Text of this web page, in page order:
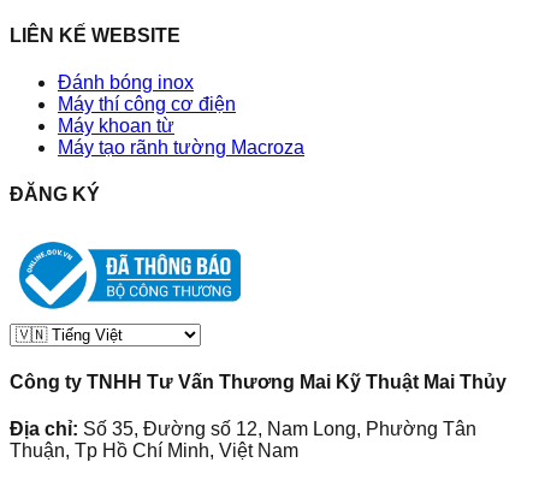
LIÊN KẾ WEBSITE
Đánh bóng inox
Máy thí công cơ điện
Máy khoan từ
Máy tạo rãnh tường Macroza
ĐĂNG KÝ
Công ty TNHH Tư Vấn Thương Mai Kỹ Thuật Mai Thủy
Địa chỉ: Số 35, Đường số 12, Nam Long, Phường Tân
Thuận, Tp Hồ Chí Minh, Việt Nam